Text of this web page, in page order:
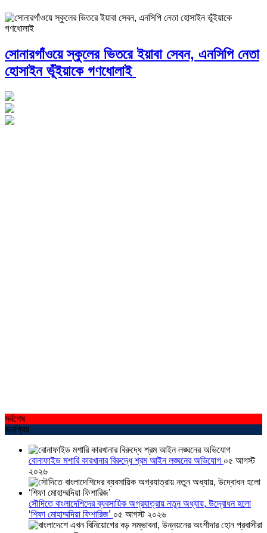
সোনারগাঁওয়ে স্কুলের ভিতরে ইয়াবা সেবন, এনসিপি নেতা
হোসাইন ভূঁইয়াকে গণধোলাই
সর্বশেষ
জনপ্রিয়
বোনাফাইড মশারি কারখানার বিরুদ্ধে শ্রম আইন লঙ্ঘনের অভিযোগ ০৫ আগস্ট
২০২৬
সৌদিতে বাংলাদেশিদের ব্যবসায়িক অগ্রযাত্রায় নতুন অধ্যায়, উদ্বোধন হলো
‘শিফা মোহাম্মদিয়া ফিশারিজ’ ০৫ আগস্ট ২০২৬